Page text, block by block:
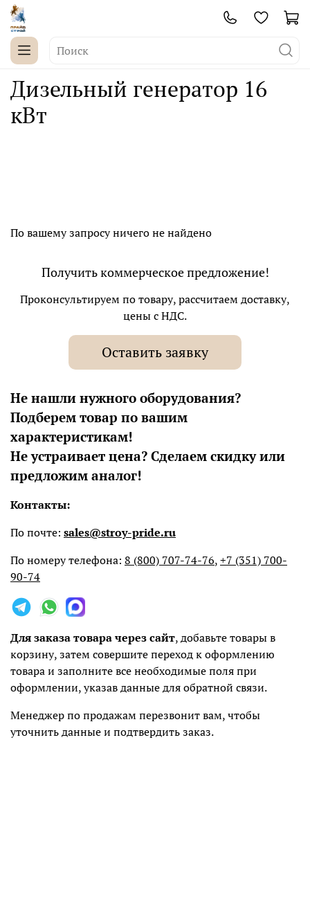
Дизельный генератор 16
кВт
По вашему запросу ничего не найдено
Получить коммерческое предложение!
Проконсультируем по товару, рассчитаем доставку,
цены с НДС.
Оставить заявку
Не нашли нужного оборудования?
Подберем товар по вашим
характеристикам!
Не устраивает цена? Сделаем скидку или
предложим аналог!
Контакты:
По почте: sales@stroy-pride.ru
По номеру телефона: 8 (800) 707-74-76,+7 (351) 700-
90-74
Для заказа товара через сайт, добавьте товары в
корзину, затем совершите переход к оформлению
товара и заполните все необходимые поля при
оформлении, указав данные для обратной связи.
Менеджер по продажам перезвонит вам, чтобы
уточнить данные и подтвердить заказ.